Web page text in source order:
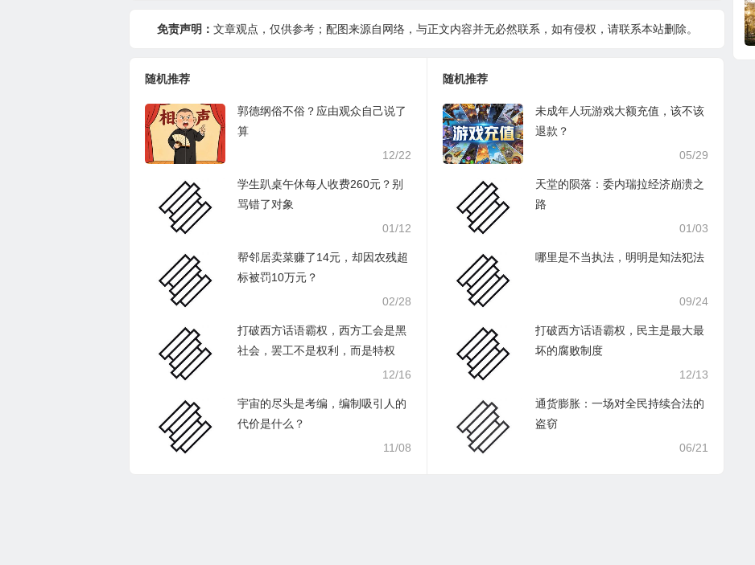
免责声明： 文章观点，仅供参考；配图来源自网络，与正文内容并无必然联系，如有侵权，请联系本站删除。
随机推荐
郭德纲俗不俗？应由观众自己说了
算
12/22
学生趴桌午休每人收费260元？别
骂错了对象
01/12
帮邻居卖菜赚了14元，却因农残超
标被罚10万元？
02/28
打破西方话语霸权，西方工会是黑
社会，罢工不是权利，而是特权
12/16
宇宙的尽头是考编，编制吸引人的
代价是什么？
11/08
随机推荐
未成年人玩游戏大额充值，该不该
退款？
05/29
天堂的陨落：委内瑞拉经济崩溃之
路
01/03
哪里是不当执法，明明是知法犯法
09/24
打破西方话语霸权，民主是最大最
坏的腐败制度
12/13
通货膨胀：一场对全民持续合法的
盗窃
06/21